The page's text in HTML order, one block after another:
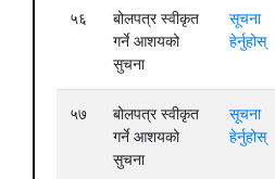
५६
बोलपत्र स्वीकृत
गर्ने आशयको
सुचना
सूचना
हेर्नुहोस्
५७
बोलपत्र स्वीकृत
गर्ने आशयको
सुचना
सूचना
हेर्नुहोस्